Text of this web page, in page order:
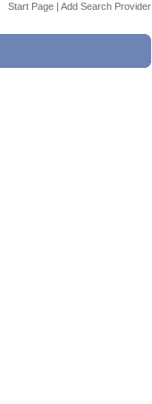
Start Page | Add Search Provider